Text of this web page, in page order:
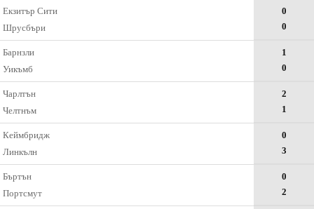
Екзитър Сити
Шрусбъри
0
0
Барнзли
Уикъмб
1
0
Чарлтън
Челтнъм
2
1
Кеймбридж
Линкълн
0
3
Бъртън
Портсмут
0
2